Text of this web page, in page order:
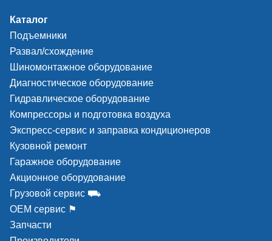
Каталог
Подъемники
Развал/схождение
Шиномонтажное оборудование
Диагностическое оборудование
Гидравлическое оборудование
Компрессоры и подготовка воздуха
Экспресс-сервис и заправка кондиционеров
Кузовной ремонт
Гаражное оборудование
Акционное оборудование
Грузовой сервис ⛟
ОЕМ сервис ⚑
Запчасти